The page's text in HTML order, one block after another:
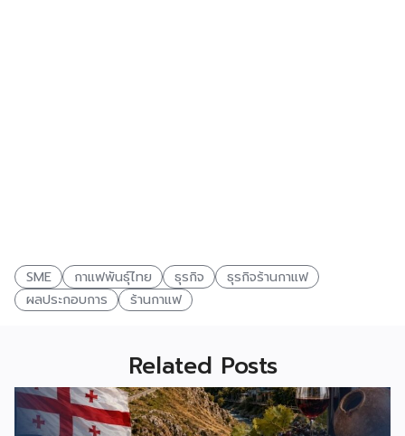
SME กาแฟพันธุ์ไทย ธุรกิจ
ธุรกิจร้านกาแฟ
ผลประกอบการ
ร้านกาแฟ
Related Posts